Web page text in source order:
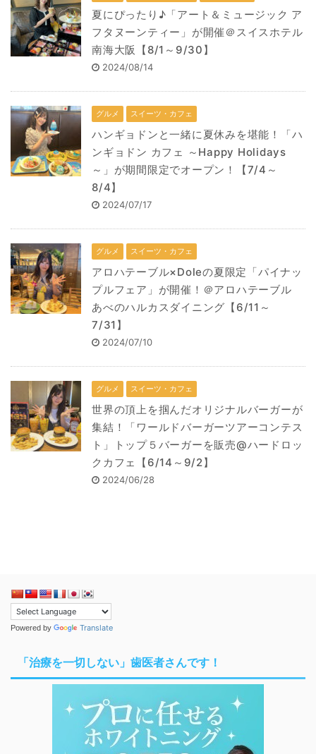
夏にぴったり♪「アート＆ミュージック ア
フタヌーンティー」が開催＠スイスホテル
南海大阪【8/1～9/30】
2024/08/14
グルメ スイーツ・カフェ
ハンギョドンと一緒に夏休みを堪能！「ハ
ンギョドン カフェ ～Happy Holidays
～」が期間限定でオープン！【7/4～
8/4】
2024/07/17
グルメ スイーツ・カフェ
アロハテーブル×Doleの夏限定「パイナッ
プルフェア」が開催！＠アロハテーブル
あべのハルカスダイニング【6/11～
7/31】
2024/07/10
グルメ スイーツ・カフェ
世界の頂上を掴んだオリジナルバーガーが
集結！「ワールドバーガーツアーコンテス
ト」トップ５バーガーを販売@ハードロッ
クカフェ【6/14～9/2】
2024/06/28
Powered by Translate
「治療を一切しない」歯医者さんです！